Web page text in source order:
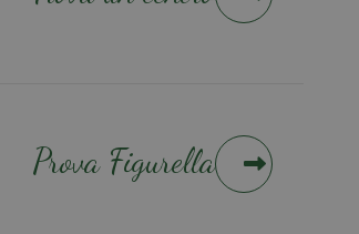
Prova Figurella